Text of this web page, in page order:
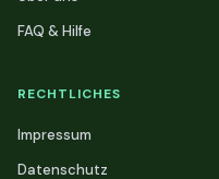
FAQ & Hilfe
RECHTLICHES
Impressum
Datenschutz